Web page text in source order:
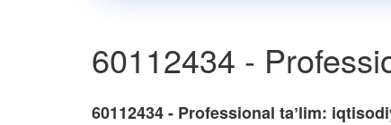
60112434 -
60112434 - Professional taʼlim: